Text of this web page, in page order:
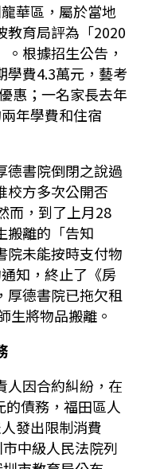
華區，屬於當地
教育局評為「2020
根據招生公告，
學費4.3萬元，藝考
惠；一名家長去年
年學費和住宿
德書院倒閉之說過
校方多次公開否
而，到了上月28
搬離的「告知
院未能按時支付物
知，終止了《房
厚德書院已拖欠租
生將物品搬離。
人因合約糾紛，在
的債務，福田區人
發出限制消費
中級人民法院列